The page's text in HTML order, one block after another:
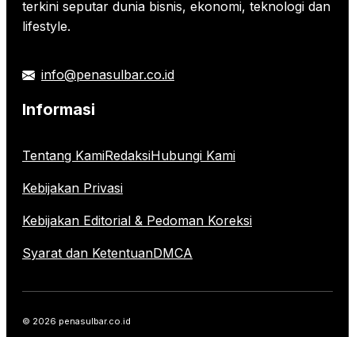
terkini seputar dunia bisnis, ekonomi, teknologi dan
lifestyle.
info@penasulbar.co.id
Informasi
Tentang KamiRedaksiHubungi Kami
Kebijakan Privasi
Kebijakan Editorial & Pedoman Koreksi
Syarat dan KetentuanDMCA
© 2026 penasulbar.co.id